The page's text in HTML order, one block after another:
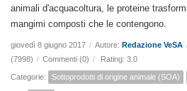
animali d'acquacoltura, le proteine
mangimi composti che le contengono.
giovedì 8 giugno 2017 / Autore: Redazione VeSA
(7998) / Commenti (0) / Rating: 3.0
Categorie: Sottoprodotti di origine animale (SOA)